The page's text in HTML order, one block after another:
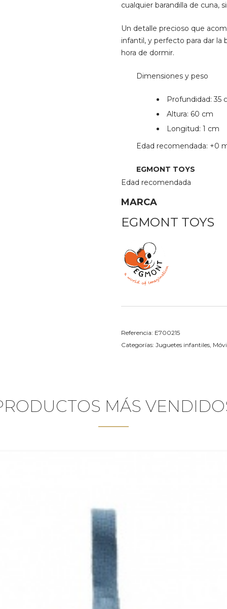
cualquier barandilla de cuna,
Un detalle precioso que
infantil, y perfecto para dar
hora de dormir.
Dimensiones y peso
Profundidad: 35
Altura: 60 cm
Longitud: 1 cm
Edad recomendada: +0
EGMONT TOYS
Edad recomendada
MARCA
EGMONT TOYS
Referencia: E700215
Categorías: Juguetes infantiles,
MÁS